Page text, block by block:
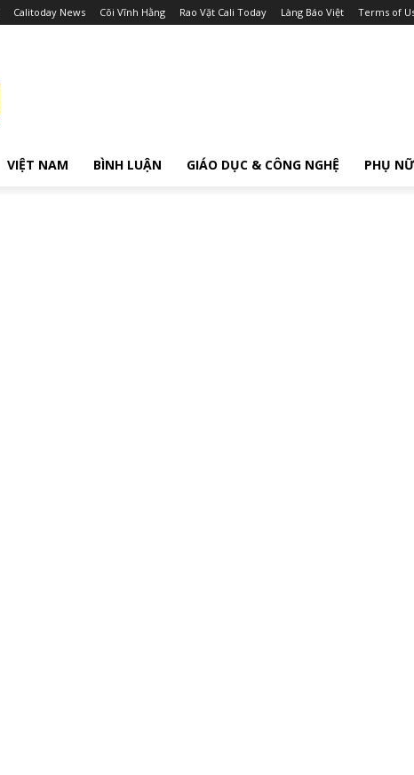
Calitoday News Cõi Vĩnh Hằng Rao Vặt Cali Today Làng Báo Việt Terms of
VIỆT NAM BÌNH LUẬN GIÁO DỤC & CÔNG NGHỆ PHỤ NỮ